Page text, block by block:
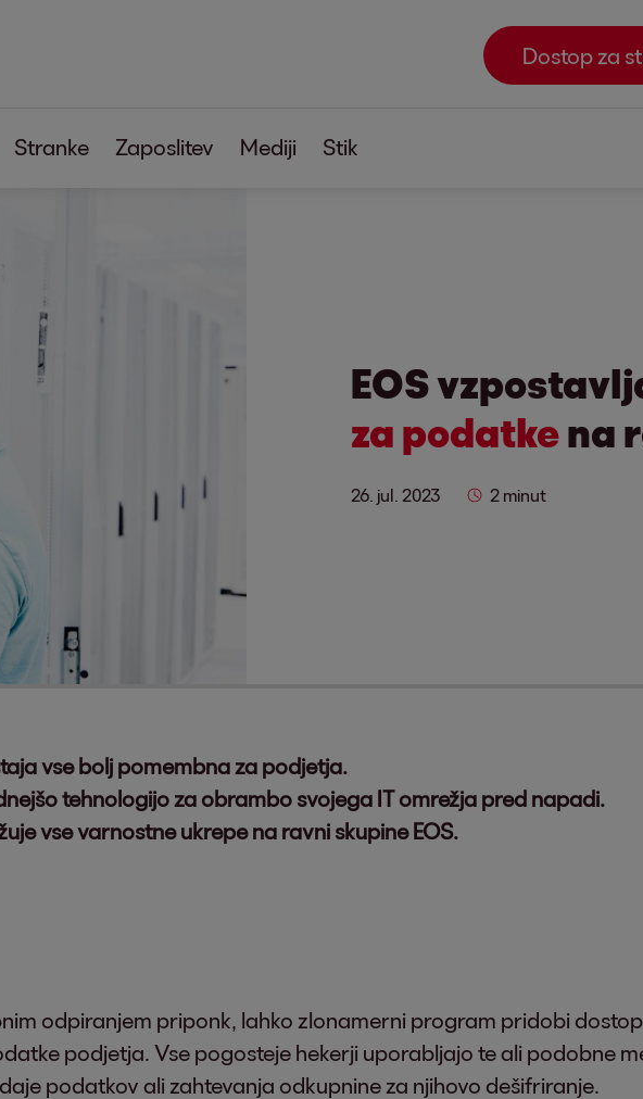
Dostop za
Stranke Zaposlitev Mediji Stik
EOS
za podatkena
26. jul. 2023 2 minut
vse bolj pomembna za podjetja.
tehnologijo za obrambo svojega IT omrežja pred napadi.
vse varnostne ukrepe na ravni skupine EOS.
odpiranjem priponk, lahko zlonamerni program pridobi
podjetja. Vse pogosteje hekerji uporabljajo te ali podobne
podatkov ali zahtevanja odkupnine za njihovo dešifriranje.